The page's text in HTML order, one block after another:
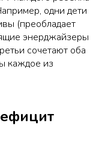
одни дети
(преобладает
энерджайзеры
сочетают оба
каждое из